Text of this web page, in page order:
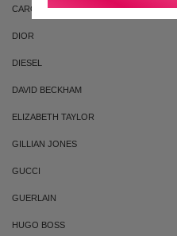
CAROLINA HERRERA
DIOR
DIESEL
DAVID BECKHAM
ELIZABETH TAYLOR
GILLIAN JONES
GUCCI
GUERLAIN
HUGO BOSS